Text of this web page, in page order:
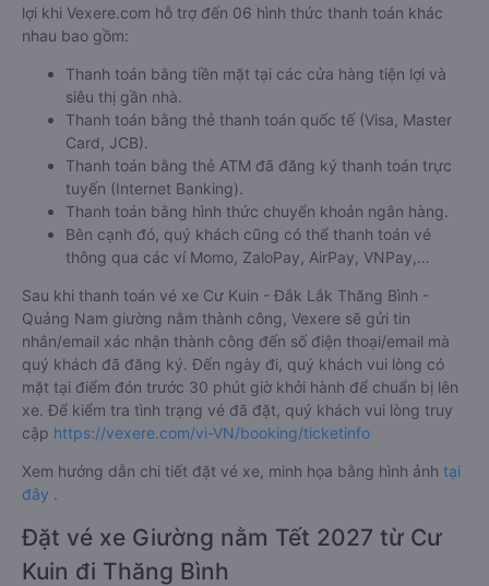
lợi khi Vexere.com hỗ trợ đến 06 hình thức thanh toán khác
nhau bao gồm:
Thanh toán bằng tiền mặt tại các cửa hàng tiện lợi và
siêu thị gần nhà.
Thanh toán bằng thẻ thanh toán quốc tế (Visa, Master
Card, JCB).
Thanh toán bằng thẻ ATM đã đăng ký thanh toán trực
tuyến (Internet Banking).
Thanh toán bằng hình thức chuyển khoản ngân hàng.
Bên cạnh đó, quý khách cũng có thể thanh toán vé
thông qua các ví Momo, ZaloPay, AirPay, VNPay,…
Sau khi thanh toán vé xe Cư Kuin - Đắk Lắk Thăng Bình -
Quảng Nam giường nằm thành công, Vexere sẽ gửi tin
nhắn/email xác nhận thành công đến số điện thoại/email mà
quý khách đã đăng ký. Đến ngày đi, quý khách vui lòng có
mặt tại điểm đón trước 30 phút giờ khởi hành để chuẩn bị lên
xe. Để kiểm tra tình trạng vé đã đặt, quý khách vui lòng truy
cập https://vexere.com/vi-VN/booking/ticketinfo
Xem hướng dẫn chi tiết đặt vé xe, minh họa bằng hình ảnh tại
đây .
Đặt vé xe Giường nằm Tết 2027 từ Cư
Kuin đi Thăng Bình